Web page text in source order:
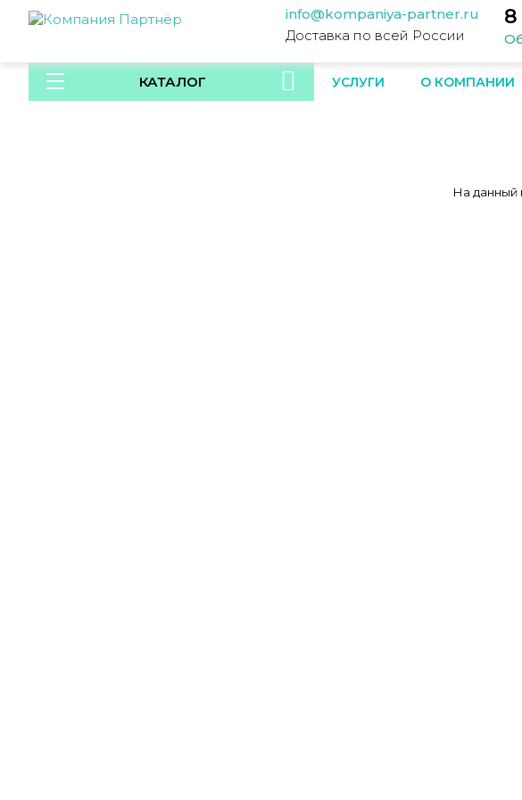
info@kompaniya-partner.ru
Доставка по всей России
КАТАЛОГ УСЛУГИ О КОМПАНИИ
На данный